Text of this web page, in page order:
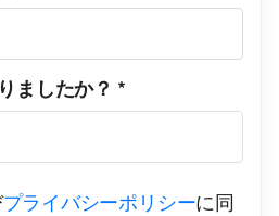
ましたか？ *
プライバシーポリシーに同